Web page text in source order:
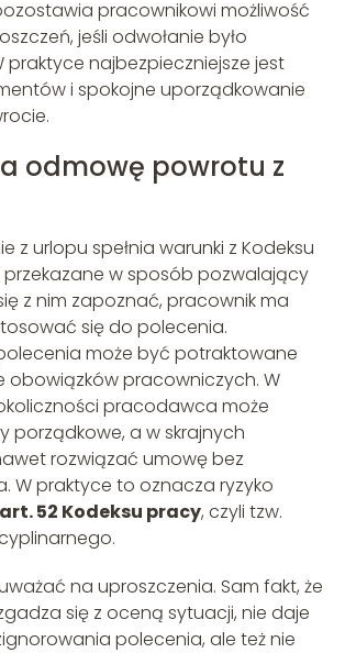
pracownikowi możliwość
jeśli odwołanie było
praktyce najbezpieczniejsze jest
i spokojne uporządkowanie
odmowę powrotu z
z urlopu spełnia warunki z Kodeksu
przekazane w sposób pozwalający
z nim zapoznać, pracownik ma
się do polecenia.
może być potraktowane
obowiązków pracowniczych. W
pracodawca może
porządkowe, a w skrajnych
rozwiązać umowę bez
W praktyce to oznacza ryzyko
art. 52 Kodeksu pracy, czyli tzw.
na uproszczenia. Sam fakt, że
się z oceną sytuacji, nie daje
polecenia, ale też nie